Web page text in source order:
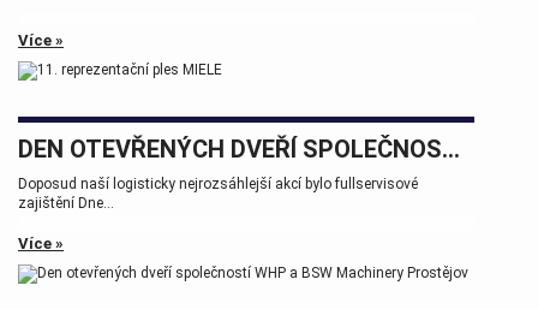
Více »
DEN OTEVŘENÝCH DVEŘÍ SPOLEČNOSTÍ WHP A BSW MACHINERY PROSTĚJOV
Doposud naší logisticky nejrozsáhlejší akcí bylo fullservisové
zajištění Dne...
Více »